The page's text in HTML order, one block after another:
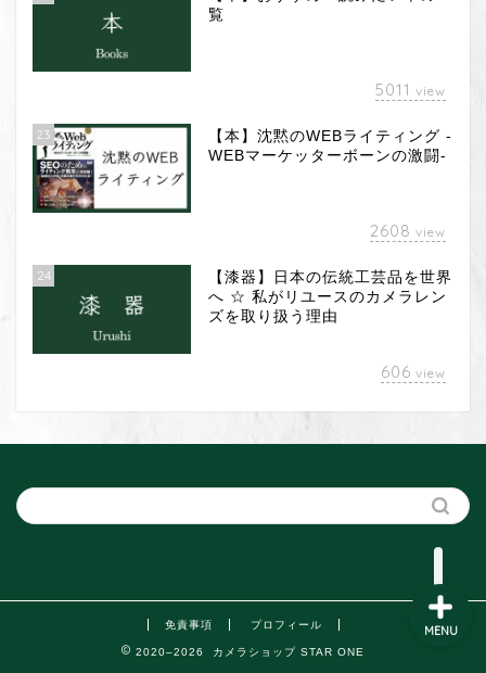
覧
5011 view
23
【本】沈黙のWEBライティング -
WEBマーケッターボーンの激闘-
2608 view
24
【漆器】日本の伝統工芸品を世界
へ ☆ 私がリユースのカメラレン
ズを取り扱う理由
606 view
免責事項 プロフィール
2020–2026 カメラショップ STAR ONE
MENU
カメラレンズ
漆 器
Web